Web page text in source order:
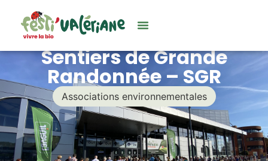
Sentiers de Grande
Randonnée – SGR
Associations environnementales